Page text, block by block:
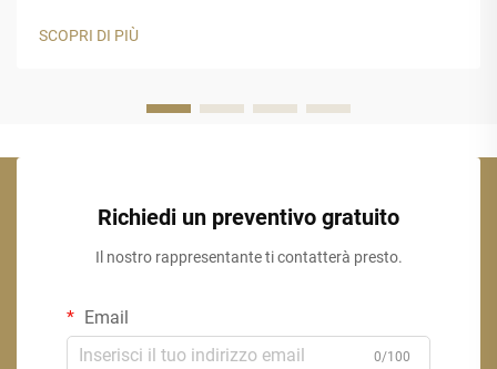
paglia sintetica rappresenta una soluzione ideale per le
SCOPRI DI PIÙ
Richiedi un preventivo gratuito
Il nostro rappresentante ti contatterà presto.
Email
0/100